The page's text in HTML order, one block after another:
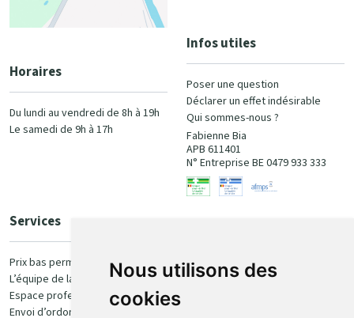
Nous utilisons des
cookies
Horaires
Du lundi au vendredi de 8h à 19h
Le samedi de 9h à 17h
Infos utiles
Poser une question
Déclarer un effet indésirable
Qui sommes-nous ?
Fabienne Bia
APB 611401
N° Entreprise BE 0479 933 333
Services
Prix bas permanent
L’équipe de la pharmacie
Espace professionnel
Envoi d’ordonnance
100% sécurisé